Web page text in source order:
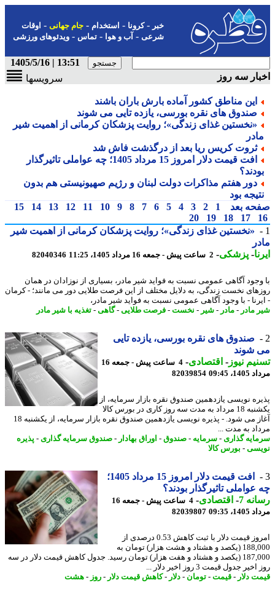
-کرونا-استخدام- جام جهانی-اوقات
شرعی-آب و هوا-تماس-ویدئوهای ورزشی
13:51 | 1405/5/16
سه روز
سرویسها
این مناطق کشور آماده بارش باران باشند
صندوق های نقره بورسی، یازده تایی می شوند
«نخستین غذای زندگی»؛ روایت پزشکان کرمانی از اهمیت شیر
ثروت کریس ریا بعد از درگذشت فاش شد
افت قیمت دلار امروز 15 مرداد 1405؛ چه عواملی تاثیرگذار
دور هفتم مذاکرات دولت لبنان و رژیم صهیونیستی هم بدون
بود
بعد
1
2
3
4
5
6
7
8
9
10
11
12
13
14
15
17
18
19
20
«نخستین غذای زندگی»؛ روایت پزشکان کرمانی از اهمیت شیر
-پزشکی-2 ساعت پیش - جمعه 16 مرداد 1405، 11:25 82040346
آگاهی عمومی نسبت به فواید شیر مادر، بسیاری از نوزادان در همان
نخست زندگی، به دلایل مختلف از این فرصت طلایی دور می مانند؛ - کرمان
- با وجود آگاهی عمومی نسبت به فواید شیر مادر،
مادر -مادر -شیر -نخست-فرصت طلایی-گاهی-تغذیه با شیر مادر
صندوق های نقره بورسی، یازده تایی
شوند
نیوز-اقتصادی-
4 ساعت پیش - جمعه 16
09:45
82039854
نویسی یازدهمین صندوق نقره بازار سرمایه، از
یکشنبه 18 مرداد به مدت سه روز کاری در بورس کالا
آغاز می شود. - پذیره نویسی یازدهمین صندوق نقره بازار سرمایه، از یکشنبه 18
به مدت ...
گذاری- سرمایه -صندوق-اوراق بهادار-صندوق سرمایه گذاری- پذیره
-بورس کالا
افت قیمت دلار امروز 15 مرداد 1405؛
تاثیرگذار بودند؟
7
-اقتصادی-
4 ساعت پیش - جمعه 16
09:35
82039807
امروز قیمت دلار با ثبت کاهش 0.53 درصدی از
188,000 (یکصد و هشتاد و هشت هزار) تومان به
187,000 (یکصد و هشتاد و هفت هزار) تومان رسید. جدول کاهش قیمت دلار در سه
جدول قیمت 3 روز اخیر دلار ...
دلار-قیمت-تومان-دلار-کاهش قیمت دلار-روز- هشت